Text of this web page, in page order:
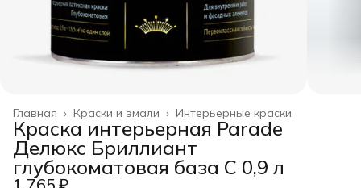
Интерьерные краски
Краски и эмали ›
Главная ›
Краска интерьерная Parade
Делюкс Бриллиант
глубокоматовая база C 0,9 л